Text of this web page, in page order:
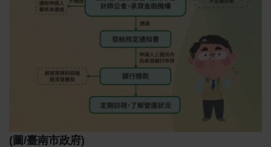
(圖/臺南市政府)